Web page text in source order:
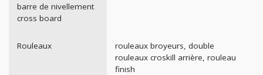
barre de nivellement
cross board
Rouleaux
rouleaux broyeurs, double
rouleaux croskill arrière, rouleau
finish